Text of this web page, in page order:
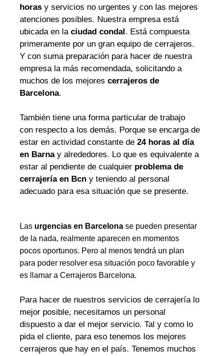
horas y servicios no urgentes y con las mejores
atenciones posibles. Nuestra empresa está
ubicada en laciudad condal. Está compuesta
primeramente por un gran equipo de cerrajeros.
Y con suma preparación para hacer de nuestra
empresa la más recomendada, solicitando a
muchos de los mejores cerrajeros de
Barcelona.
También tiene una forma particular de trabajo
con respecto a los demás. Porque se encarga de
estar en actividad constante de 24 horas al día
en Barnay alrededores. Lo que es equivalente a
estar al pendiente de cualquier problema de
cerrajería en Bcn y teniendo al personal
adecuado para esa situación que se presente.
Las urgencias en Barcelona se pueden presentar
de la nada, realmente aparecen en momentos
pocos oportunos. Pero al menos tendrá un plan
para poder resolver esa situación poco favorable y
es llamar a Cerrajeros Barcelona.
Para hacer de nuestros servicios de cerrajería lo
mejor posible, necesitamos un personal
dispuesto a dar el mejor servicio. Tal y como lo
pida el cliente, para eso tenemos los mejores
cerrajeros que hay en el país. Tenemos muchos